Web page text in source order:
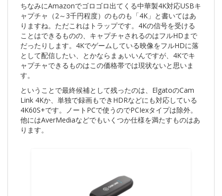
ちなみにAmazonでゴロゴロ出てくる中華製4K対応USBキ
ャプチャ（2～3千円程度）のものも「4K」と書いてはあ
りますね。ただこれはトラップです。4Kの信号を受ける
ことはできるものの、キャプチャされるのはフルHDまで
だったりします。4Kでゲームしている映像をフルHDに落
として配信したい、とかならまぁいいんですが、4Kでキ
ャプチャできるものはこの価格帯では現状ないと思いま
す。
ということで最終候補として残ったのは、ElgatoのCam
Link 4Kか、単独で録画もできHDRなどにも対応している
4K60S+です。ノートPCで使うのでPCIexタイプは除外。
他にはAverMediaなどでもいくつか仕様を満たすものはあ
ります。